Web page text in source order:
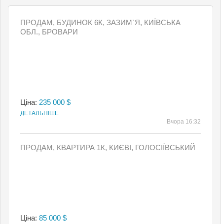
ПРОДАМ, БУДИНОК 6К, ЗАЗИМ`Я, КИЇВСЬКА
ОБЛ., БРОВАРИ
Ціна: 235 000 $
ДЕТАЛЬНІШЕ
Вчора 16:32
ПРОДАМ, КВАРТИРА 1К, КИЄВI, ГОЛОСІЇВСЬКИЙ
Ціна: 85 000 $